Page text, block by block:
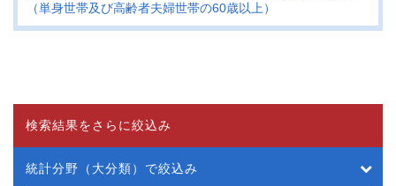
（単身世帯及び高齢者夫婦世帯の60歳以上）
検索結果をさらに絞込み
統計分野（大分類）で絞込み